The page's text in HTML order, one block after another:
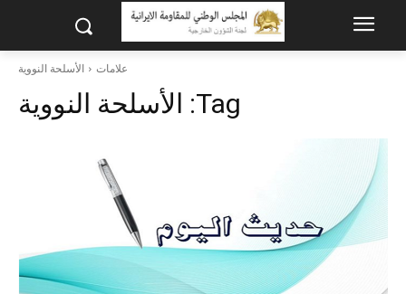
علامات الأسلحة النووية
Tag: الأسلحة النووية